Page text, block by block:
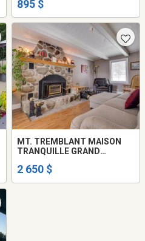
895 $
MT. TREMBLANT MAISON
TRANQUILLE GRAND
TREMBLANT
2 650 $